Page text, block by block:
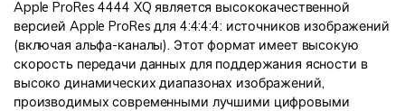
Apple ProRes 4444 XQ является высококачественной
версией Apple ProRes для 4:4:4:4: источников изображений
(включая альфа-каналы). Этот формат имеет высокую
скорость передачи данных для поддержания ясности в
высоко динамических диапазонах изображений,
производимых современными лучшими цифровыми